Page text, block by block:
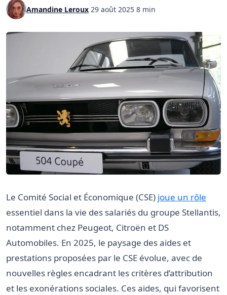
Amandine Leroux 29 août 2025 8 min
Le Comité Social et Économique (CSE) joue un rôle
essentiel dans la vie des salariés du groupe Stellantis,
notamment chez Peugeot, Citroën et DS
Automobiles. En 2025, le paysage des aides et
prestations proposées par le CSE évolue, avec de
nouvelles règles encadrant les critères d’attribution
et les exonérations sociales. Ces aides, qui favorisent